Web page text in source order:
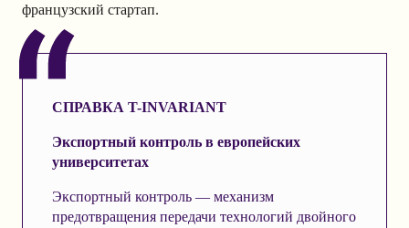
французский стартап.
СПРАВКА T-INVARIANT
Экспортный контроль в европейских
университетах
Экспортный контроль — механизм
предотвращения передачи технологий двойного